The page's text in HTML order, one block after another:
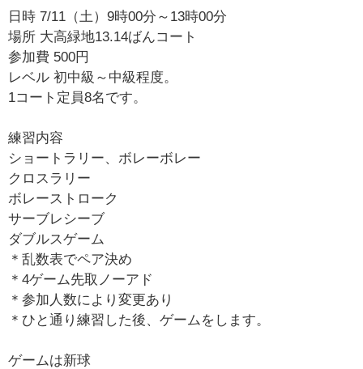
日時 7/11（土）9時00分～13時00分
場所 大高緑地13.14ばんコート
参加費 500円
レベル 初中級～中級程度。
1コート定員8名です。
練習内容
ショートラリー、ボレーボレー
クロスラリー
ボレーストローク
サーブレシーブ
ダブルスゲーム
＊乱数表でペア決め
＊4ゲーム先取ノーアド
＊参加人数により変更あり
＊ひと通り練習した後、ゲームをします。
ゲームは新球